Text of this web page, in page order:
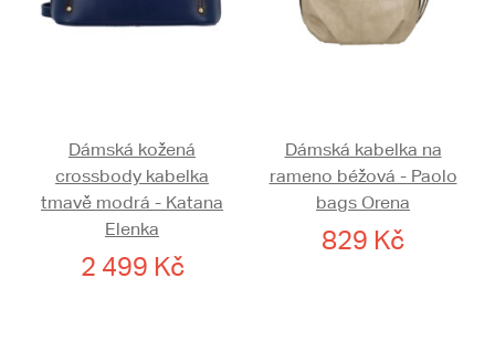
Dámská kožená
crossbody kabelka
tmavě modrá - Katana
Elenka
2 499 Kč
Dámská kabelka na
rameno béžová - Paolo
bags Orena
829 Kč